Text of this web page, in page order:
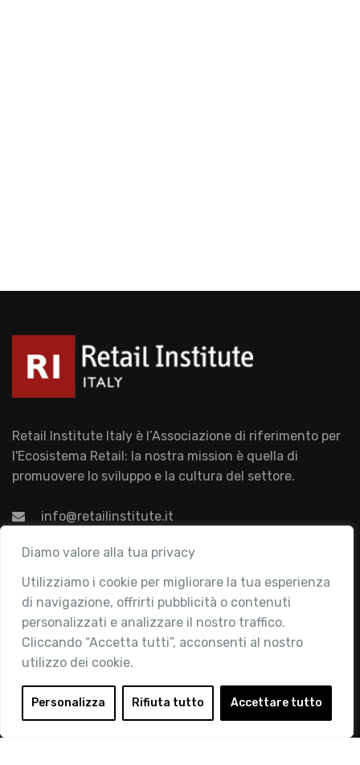
Diamo valore alla tua privacy
Utilizziamo i cookie per migliorare la tua esperienza
di navigazione, offrirti pubblicità o contenuti
personalizzati e analizzare il nostro traffico.
Cliccando “Accetta tutti”, acconsenti al nostro
utilizzo dei cookie.
Personalizza Rifiuta tutto Accettare tutto
Retail Institute Italy è l’Associazione di riferimento per
l'Ecosistema Retail: la nostra mission è quella di
promuovere lo sviluppo e la cultura del settore.
info@retailinstitute.it
Associazione
Chi siamo
Attività
Contatti
Area Riservata
Login
Diventa Socio